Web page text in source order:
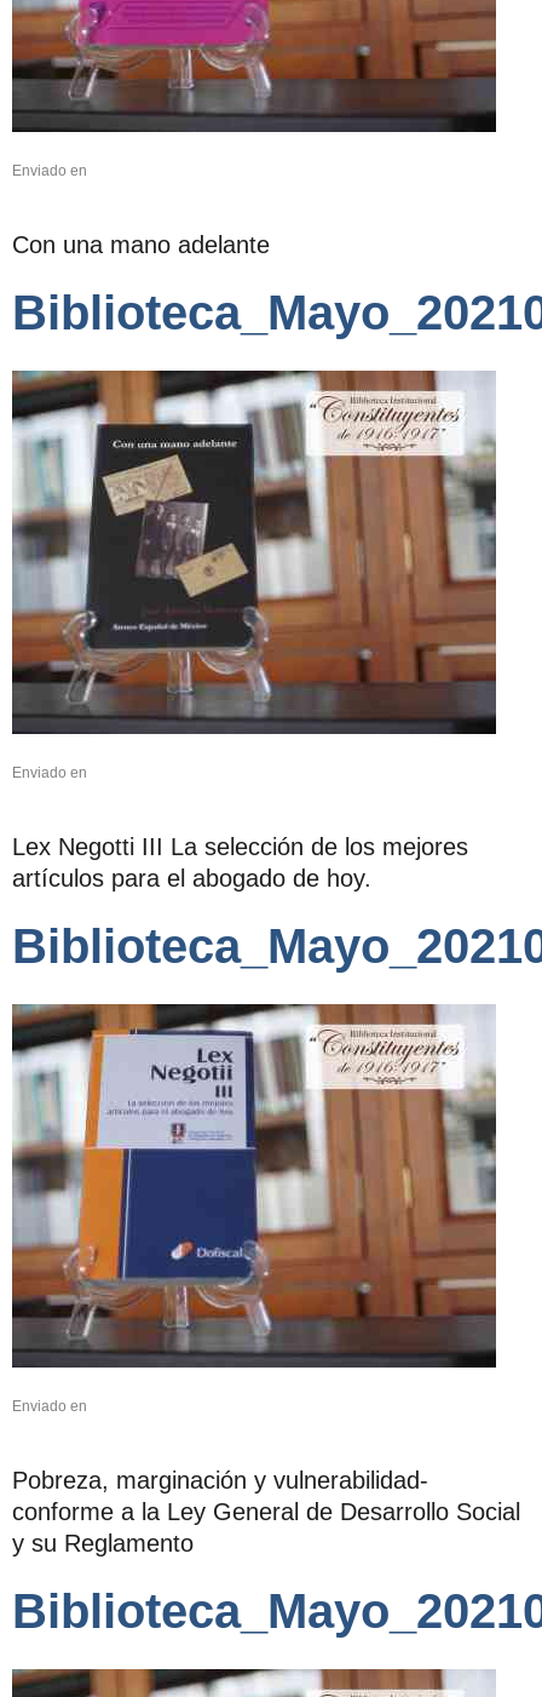
Enviado en
Con una mano adelante
Enviado en
Lex Negotti III La selección de los mejores
artículos para el abogado de hoy.
Enviado en
Pobreza, marginación y vulnerabilidad-
conforme a la Ley General de Desarrollo Social
y su Reglamento